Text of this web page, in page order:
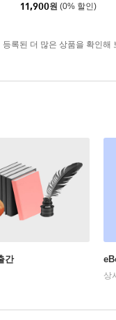
11,900원 (0% 할인)
록된 더 많은 상품을 확인해
간
상